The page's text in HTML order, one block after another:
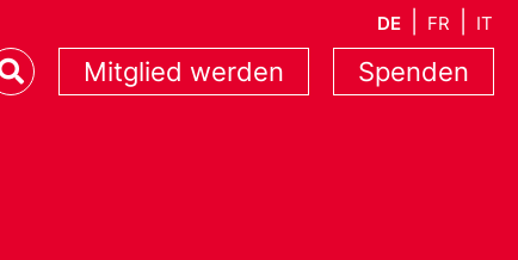
DE FR IT
Mitglied werden Spenden